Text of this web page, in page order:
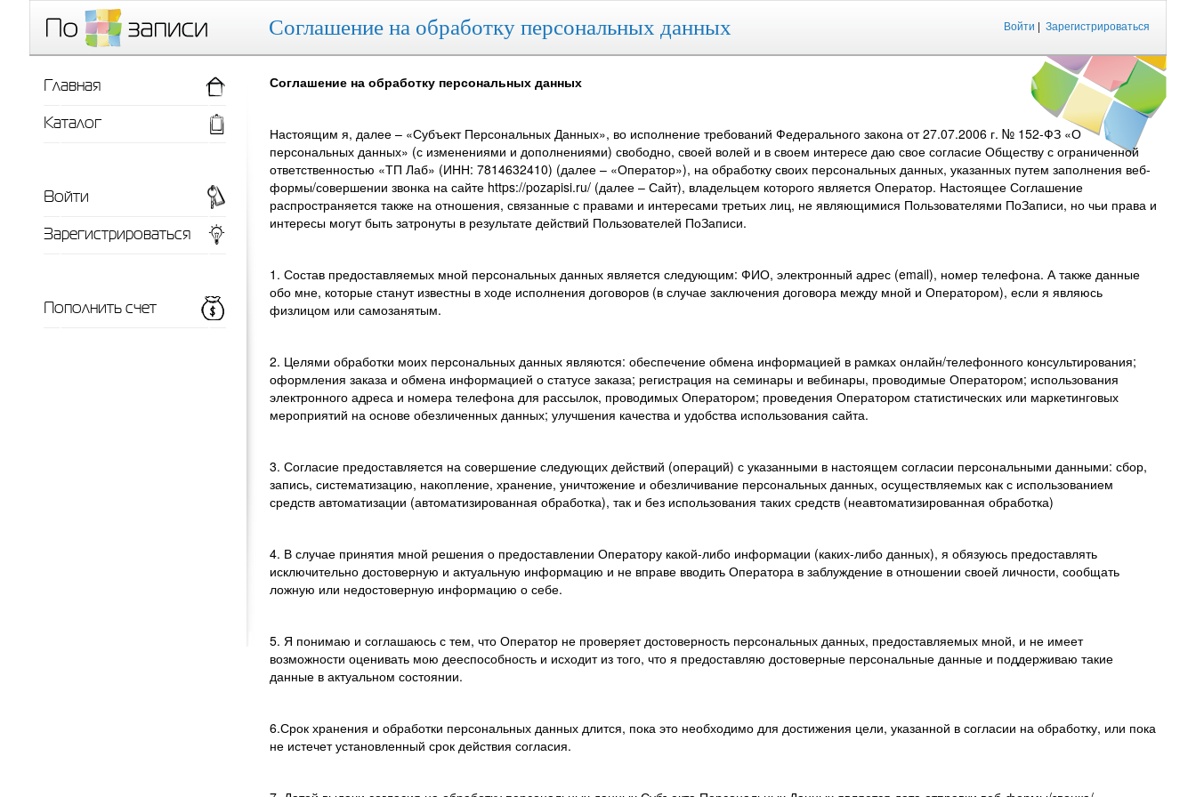
Войти | Зарегистрироваться
Соглашение на обработку персональных данных
Соглашение на обработку персональных данных
Настоящим я, далее – «Субъект Персональных Данных», во исполнение требований Федерального закона от 27.07.2006 г. № 152-ФЗ «О
персональных данных» (с изменениями и дополнениями) свободно, своей волей и в своем интересе даю свое согласие Обществу с ограниченной
ответственностью «ТП Лаб» (ИНН: 7814632410) (далее – «Оператор»), на обработку своих персональных данных, указанных путем заполнения веб-
формы/совершении звонка на сайте https://pozapisi.ru/ (далее – Сайт), владельцем которого является Оператор. Настоящее Соглашение
распространяется также на отношения, связанные с правами и интересами третьих лиц, не являющимися Пользователями ПоЗаписи, но чьи права и
интересы могут быть затронуты в результате действий Пользователей ПоЗаписи.
1. Состав предоставляемых мной персональных данных является следующим: ФИО, электронный адрес (email), номер телефона. А также данные
обо мне, которые станут известны в ходе исполнения договоров (в случае заключения договора между мной и Оператором), если я являюсь
физлицом или самозанятым.
2. Целями обработки моих персональных данных являются: обеспечение обмена информацией в рамках онлайн/телефонного консультирования;
оформления заказа и обмена информацией о статусе заказа; регистрация на семинары и вебинары, проводимые Оператором; использования
электронного адреса и номера телефона для рассылок, проводимых Оператором; проведения Оператором статистических или маркетинговых
мероприятий на основе обезличенных данных; улучшения качества и удобства использования сайта.
3. Согласие предоставляется на совершение следующих действий (операций) с указанными в настоящем согласии персональными данными: сбор,
запись, систематизацию, накопление, хранение, уничтожение и обезличивание персональных данных, осуществляемых как с использованием
средств автоматизации (автоматизированная обработка), так и без использования таких средств (неавтоматизированная обработка)
4. В случае принятия мной решения о предоставлении Оператору какой-либо информации (каких-либо данных), я обязуюсь предоставлять
исключительно достоверную и актуальную информацию и не вправе вводить Оператора в заблуждение в отношении своей личности, сообщать
ложную или недостоверную информацию о себе.
5. Я понимаю и соглашаюсь с тем, что Оператор не проверяет достоверность персональных данных, предоставляемых мной, и не имеет
возможности оценивать мою дееспособность и исходит из того, что я предоставляю достоверные персональные данные и поддерживаю такие
данные в актуальном состоянии.
6.Срок хранения и обработки персональных данных длится, пока это необходимо для достижения цели, указанной в согласии на обработку, или пока
не истечет установленный срок действия согласия.
Главная
Каталог
Войти
Зарегистрироваться
Пополнить счет